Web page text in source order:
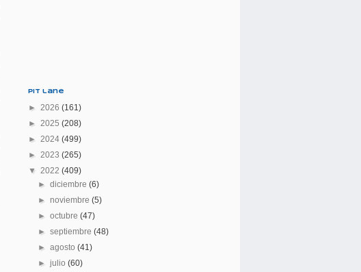
Pit lane
► 2026 (161)
► 2025 (208)
► 2024 (499)
► 2023 (265)
▼ 2022 (409)
►diciembre(6)
►noviembre(5)
►octubre(47)
►septiembre(48)
►agosto(41)
►julio(60)